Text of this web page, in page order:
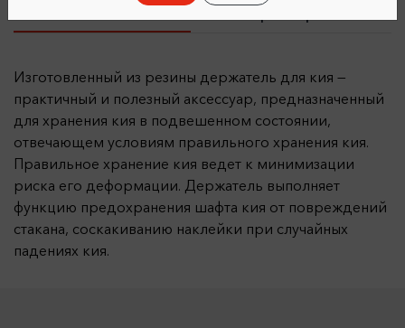
Изготовленный из резины держатель для кия —
практичный и полезный аксессуар, предназначенный
для хранения кия в подвешенном состоянии,
отвечающем условиям правильного хранения кия.
Правильное хранение кия ведет к минимизации
риска его деформации. Держатель выполняет
функцию предохранения шафта кия от повреждений
стакана, соскакиванию наклейки при случайных
падениях кия.